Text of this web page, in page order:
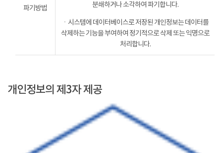
파기방법
분쇄하거나 소각하여 파기합니다.
ㆍ시스템에 데이터베이스로 저장된 개인정보는 데이터를
삭제하는 기능을 부여하여 정기적으로 삭제 또는 익명으로
처리합니다.
개인정보의 제3자 제공